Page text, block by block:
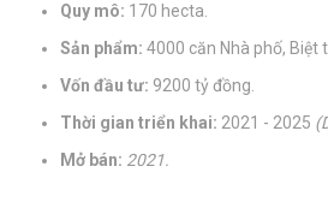
Quy mô: 170 hecta.
Sản phẩm: 4000 căn Nhà phố, Biệt
Vốn đầu tư: 9200 tỷ đồng.
Thời gian triển khai: 2021 - 2025
Mở bán: 2021.